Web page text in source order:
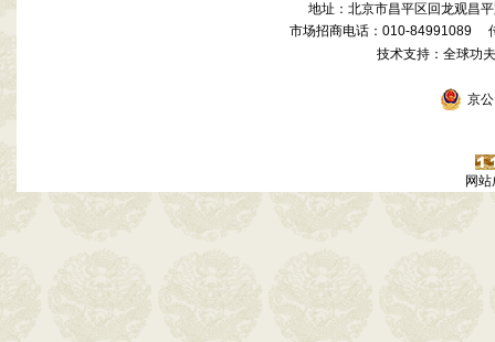
地址：北京市昌平区回龙观昌
市场招商电话：010-84991089
技术支持：全球
京公
网